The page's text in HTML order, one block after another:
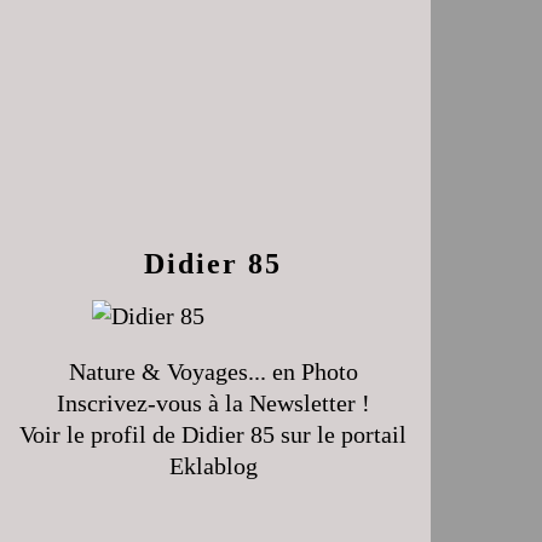
Didier 85
Nature & Voyages... en Photo
Inscrivez-vous à la Newsletter !
Voir le profil de Didier 85 sur le portail
Eklablog